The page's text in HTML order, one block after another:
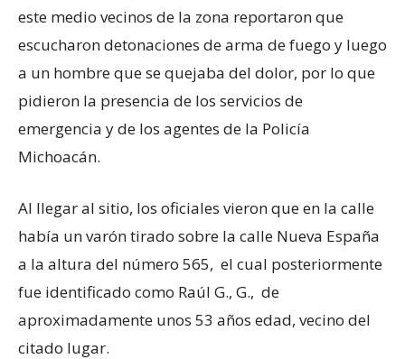
este medio vecinos de la zona reportaron que
escucharon detonaciones de arma de fuego y luego
a un hombre que se quejaba del dolor, por lo que
pidieron la presencia de los servicios de
emergencia y de los agentes de la Policía
Michoacán.
Al llegar al sitio, los oficiales vieron que en la calle
había un varón tirado sobre la calle Nueva España
a la altura del número 565, el cual posteriormente
fue identificado como Raúl G., G., de
aproximadamente unos 53 años edad, vecino del
citado lugar.